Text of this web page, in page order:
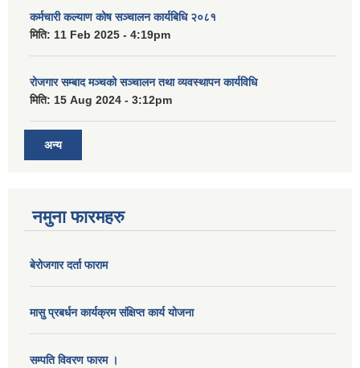
कर्मचारी कल्याण कोष सञ्चालन कार्यबिधि २०८१
मिति: 11 Feb 2025 - 4:19pm
रोजगार सम्बाद मञ्चको सञ्चालन तथा व्यवस्थापन कार्यविधि
मिति: 15 Aug 2024 - 3:12pm
अन्य
नमुना फारमहरु
बेरोजगार दर्ता फाराम
मासु प्रबर्धन कार्यक्रम संक्षिप्त कार्य योजना
सम्पति विवरण फारम ।